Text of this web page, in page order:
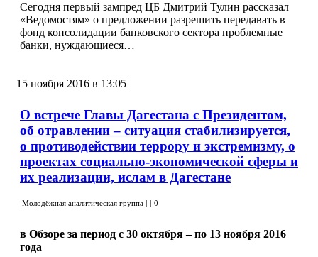
Сегодня первый зампред ЦБ Дмитрий Тулин рассказал
«Ведомостям» о предложении разрешить передавать в
фонд консолидации банковского сектора проблемные
банки, нуждающиеся…
15 ноября 2016 в 13:05
О встрече Главы Дагестана с Президентом,
об отравлении – ситуация стабилизируется,
о противодействии террору и экстремизму, о
проектах социально-экономической сферы и
их реализации, ислам в Дагестане
|Молодёжная аналитическая группа | | 0
в Обзоре за период с 30 октября – по 13 ноября 2016
года